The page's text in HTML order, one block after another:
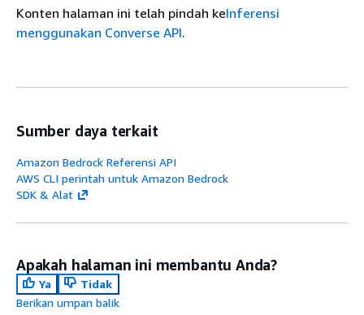
Konten halaman ini telah pindah keInferensi
menggunakan Converse API.
Sumber daya terkait
Amazon Bedrock Referensi API
AWS CLI perintah untuk Amazon Bedrock
SDK & Alat
Apakah halaman ini membantu Anda?
Ya
Tidak
Berikan umpan balik